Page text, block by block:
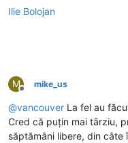
Ilie Bolojan
M
Deconectat
mike_us
@vancouver La fel au
Cred că puțin mai târziu,
săptămâni libere, din câte